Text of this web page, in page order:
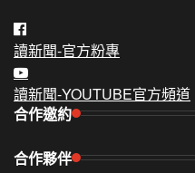
讀新聞-官方粉專
讀新聞-YOUTUBE官方頻道
合作邀約
合作夥伴